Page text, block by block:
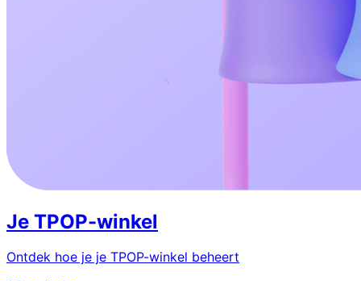
Je TPOP-winkel
Ontdek hoe je je TPOP-winkel beheert